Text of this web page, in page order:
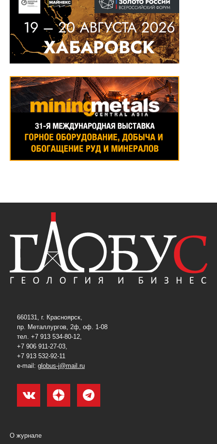
660131, г. Красноярск,
пр. Металлургов, 2ф, оф. 1-08
тел. +7 913 534-80-12,
+7 906 911-27-03,
+7 913 532-92-11
e-mail: globus-j@mail.ru
О журнале